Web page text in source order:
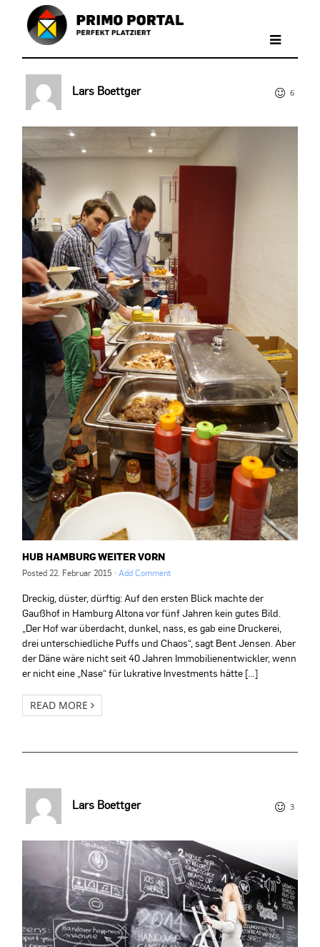
Lars Boettger 6
HUB HAMBURG WEITER VORN
Posted22. Februar 2015 ·Add Comment
Dreckig, düster, dürftig: Auf den ersten Blick machte der
Gaußhof in Hamburg Altona vor fünf Jahren kein gutes Bild.
„Der Hof war überdacht, dunkel, nass, es gab eine Druckerei,
drei unterschiedliche Puffs und Chaos“, sagt Bent Jensen. Aber
der Däne wäre nicht seit 40 Jahren Immobilienentwickler, wenn
er nicht eine „Nase“ für lukrative Investments hätte […]
READ MORE
Lars Boettger 3